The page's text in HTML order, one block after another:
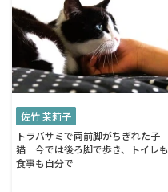
佐竹 茉莉子
トラバサミで両前脚がちぎれた子
猫 今では後ろ脚で歩き、トイレも
食事も自分で